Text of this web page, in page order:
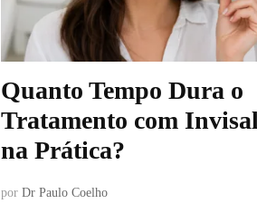
Quanto Tempo Dura o
Tratamento com
na Prática?
por Dr Paulo Coelho